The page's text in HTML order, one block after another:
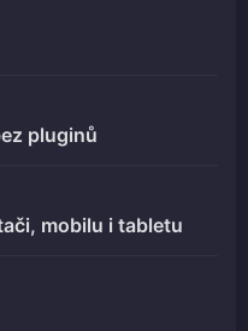
pluginů
mobilu i tabletu